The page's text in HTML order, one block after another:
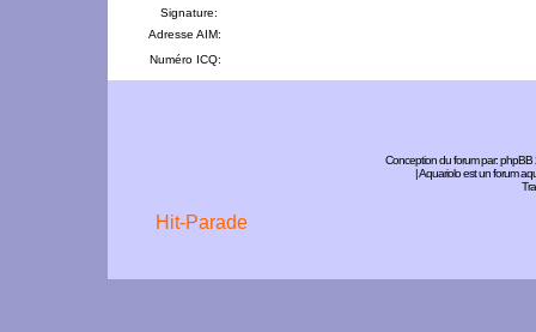
Signature:
Adresse AIM:
Numéro ICQ:
Conception du forum par:phpBB
| Aquariolo est un forum